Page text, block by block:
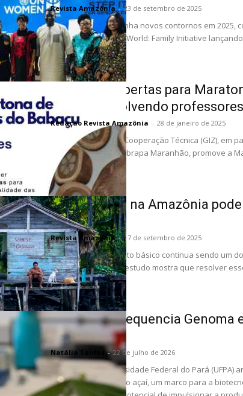
Revista Amazônia - 23 de setembro de 2025
A busca pela paz ganha novos contornos em 2025,
Unidas (ONU) e a IFP World: Family Initiative
Inscrições abertas para
Babaçu envolvendo
Redação Revista Amazônia - 28 de janeiro de 2025
A Agência Alemã de Cooperação Técnica (GIZ), em
do Maranhão e a Embrapa Maranhão, promove a
Saneamento na Amazônia
ganhos
Revista Amazônia - 17 de setembro de 2025
A falta de saneamento básico continua sendo um
Legal, mas um novo estudo mostra que resolver
Açaí: UFPA Sequencia Genoma
Agrícola
Natália Santos - 22 de julho de 2026
Cientistas da Universidade Federal do Pará (UFPA)
inédito do genoma do açaí, um marco para a